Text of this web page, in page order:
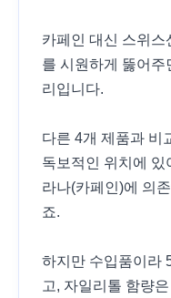
카페인 대신 스위스
를 시원하게 뚫어주
리입니다.
다른 4개 제품과 비
독보적인 위치에
라나(카페인)에 의
죠.
하지만 수입품이라
고, 자일리톨 함량